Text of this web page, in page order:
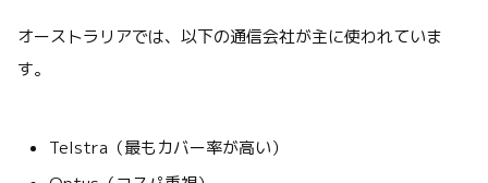
オーストラリアでは、以下の通信会社が主に使われていま
す。
Telstra（最もカバー率が高い）